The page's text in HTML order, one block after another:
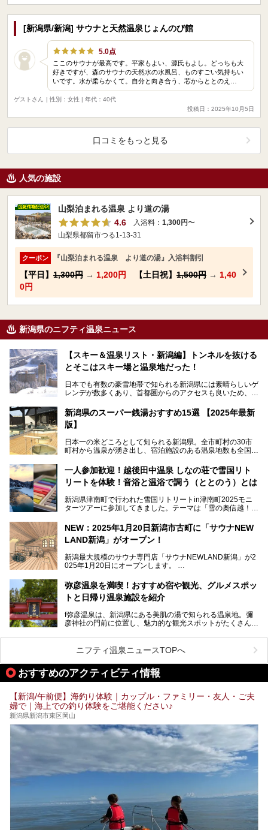
[新潟県/新潟] サウナと天然温泉じょんのび館
5.0点
ここのサウナが最高です。平家もよい、源氏もよし。どっちも大
好きですが、森のサウナの天然水の水風呂、ものすごい気持ちい
いです。水が柔らかくて。自分と向き合う、芯からととのえ…
ゲストさん
| 性別：女性 | 年代：40代
投稿日：2025年10月5日
口コミをもっと見る
人気の施設
山梨泊まれる温泉 より道の湯
4.6
入浴料： 1,300円〜
山梨県都留市つる1-13-31
クーポン 『山梨泊まれる温泉 より道の湯』入浴料割引
【平日】 1,300円 → 1,200円 【土日祝】 1,500円 → 1,40
0円
新潟県のニフティ温泉ニュース
【スキー＆温泉リスト・新潟編】トンネルを抜ける
とそこはスキー場と温泉地だった！
日本でも有数の豪雪地帯で知られる新潟県には素晴らしいゲ
レンデが数多くあり、首都圏からのアクセスも良いため、関
た全域にわたって月岡、赤倉、松之山、燕、妙高、岩室など
など、古くは文豪にも愛された歴史ある老舗温泉地が多いこ
とで知られています。
めに訪れたい、新潟県内にあるスキー場そばの温泉地をまと
めました。
新潟県のスーパー銭湯おすすめ15選 【2025年最新
版】
日本一の米どころとして知られる新潟県。全市町村の30市
町村から温泉が湧き出し、宿泊施設のある温泉地数も全国有
温泉が利用ができる宿泊施設も多く、スーパー銭湯も多彩な
サービスを提供する施設がいろいろ。
観光やレジャーに温泉を組み合わせれば、旅はさらに充実し
します。
一人参加歓迎！越後田中温泉 しなの荘で雪国リト
リートを体験！音浴と温浴で調う（ととのう）とは
新潟県津南町で行われた雪国リトリートin津南町2025モニ
ターツアーに参加してきました。テーマは「雪の奥信越！音
温泉ライターとして「温浴」は頻繁に体験していますが、
「音浴」とは果たしてどんな体験なのでしょう？とても気に
なお、宿泊した温泉は日帰り入浴もできる秘湯「越後田中温
泉 しなの荘」です。こちらについても詳しく紹介します。
提供元：一般社団法人 雪国観光舎【PR】
す。
NEW：2025年1月20日新潟市古町に「サウナNEW
LAND新潟」がオープン！
新潟最大規模のサウナ専門店「サウナNEWLAND新潟」が2
025年1月20日にオープンします。
街に再び笑顔と賑わいを取り戻し、新たなランドマークとし
て地域活性化を目指します。
サウナ室のテーマは「海賊船」‥⁉ ユニークなサウナ室を
弥彦温泉を満喫！おすすめ宿や観光、グルメスポッ
トと日帰り温泉施設を紹介
f弥彦温泉は、新潟県にある美肌の湯で知られる温泉地。彌
彦神社の門前に位置し、魅力的な観光スポットがたくさんあ
この記事では、弥彦温泉の宿泊に最適なおすすめ宿や、日帰
り施設、グルメスポット、弥彦の自然を堪能できる観光スポ
ットをご紹介します。初めての弥彦温泉旅行を計画している
方に向けて、弥彦温泉の魅力を存分にお伝えしますので、ぜ
ひ参考にしてみてくださいね！
ニフティ温泉ニュースTOPへ
おすすめのアクティビティ情報
【新潟/午前便】海釣り体験｜カップル・ファミリー・友人・ご夫
婦で｜海上での釣り体験をご堪能ください♪
新潟県新潟市東区岡山